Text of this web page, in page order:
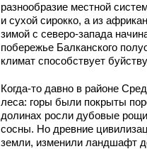
разнообразие местной
и сухой сирокко, а из
зимой с северо-запада
побережье Балканского
климат способствует
Когда-то давно в районе
леса: горы были покрыты
долинах росли дубовые
сосны. Но древние
земли, изменили ландшафт